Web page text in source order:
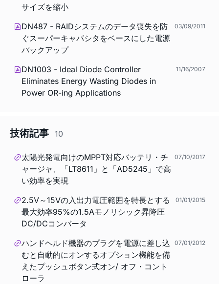
サイズを縮小
DN487 - RAIDシステムのデータ喪失を防
ぐスーパーキャパシタをベースにした電源
パックアップ
03/09/2011
DN1003 - Ideal Diode Controller
Eliminates Energy Wasting Diodes in
Power OR-ing Applications
11/16/2007
技術記事 10
太陽光発電向けのMPPT対応バッテリ・チ
ャージャ、「LT8611」と「AD5245」で高
い効率を実現
07/10/2017
2.5V～15Vの入出力電圧範囲を特長とする
最大効率95%の1.5Aモノリシック昇降圧
DC/DCコンバータ
01/01/2015
ハンドヘルド機器のプラグを電源に差し込
むと自動的にオンするオプション機能を備
えたプッシュボタン式オン/ オフ・コント
ローラ
07/01/2012